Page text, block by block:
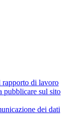
rapporto di lavoro
pubblicare sul sito
dei dati